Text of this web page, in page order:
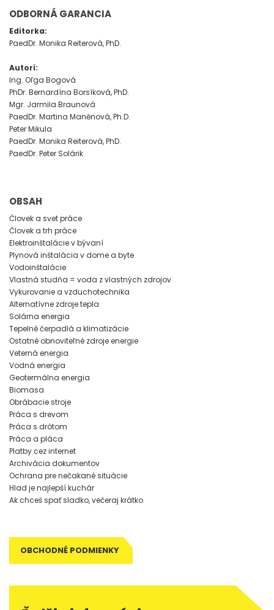
ODBORNÁ GARANCIA
Editorka:
PaedDr. Monika Reiterová, PhD.
Autori:
Ing. Oľga Bogová
PhDr. Bernardína Borsíková, PhD.
Mgr. Jarmila Braunová
PaedDr. Martina Maněnová, Ph.D.
Peter Mikula
PaedDr. Monika Reiterová, PhD.
PaedDr. Peter Solárik
OBSAH
Človek a svet práce
Človek a trh práce
Elektroinštalácie v bývaní
Plynová inštalácia v dome a byte
Vodoinštalácie
Vlastná studňa = voda z vlastných zdrojov
Vykurovanie a vzduchotechnika
Alternatívne zdroje tepla
Solárna energia
Tepelné čerpadlá a klimatizácie
Ostatné obnoviteľné zdroje energie
Veterná energia
Vodná energia
Geotermálna energia
Biomasa
Obrábacie stroje
Práca s drevom
Práca s drôtom
Práca a pláca
Platby cez internet
Archivácia dokumentov
Ochrana pre nečakané situácie
Hlad je najlepší kuchár
Ak chceš spať sladko, večeraj krátko
OBCHODNÉ PODMIENKY